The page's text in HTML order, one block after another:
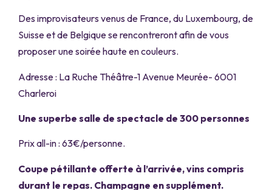
Des improvisateurs venus de France, du Luxembourg, de
Suisse et de Belgique se rencontreront afin de vous
proposer une soirée haute en couleurs.
Adresse : La Ruche Théâtre-1 Avenue Meurée- 6001
Charleroi
Une superbe salle de spectacle de 300 personnes
Prix all-in : 63€/personne.
Coupe pétillante offerte à l’arrivée, vins compris
durant le repas. Champagne en supplément.